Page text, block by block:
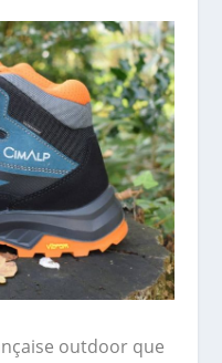
outdoor que